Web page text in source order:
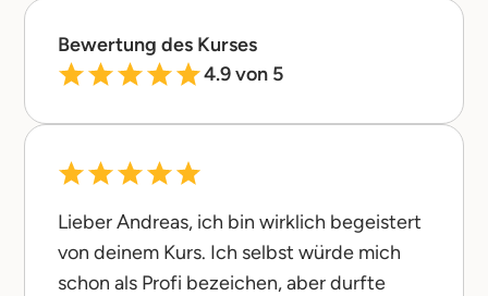
Bewertung des Kurses
4.9 von 5
Lieber Andreas, ich bin wirklich begeistert
von deinem Kurs. Ich selbst würde mich
schon als Profi bezeichen, aber durfte